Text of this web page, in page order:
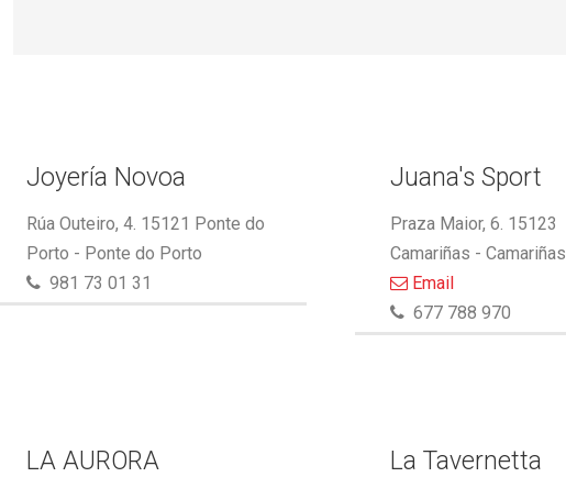
Joyería Novoa
Rúa Outeiro, 4. 15121 Ponte do
Porto - Ponte do Porto
981 73 01 31
Juana's Sport
Praza Maior, 6. 15123
Camariñas - Camariñas
Email
677 788 970
LA AURORA La Tavernetta